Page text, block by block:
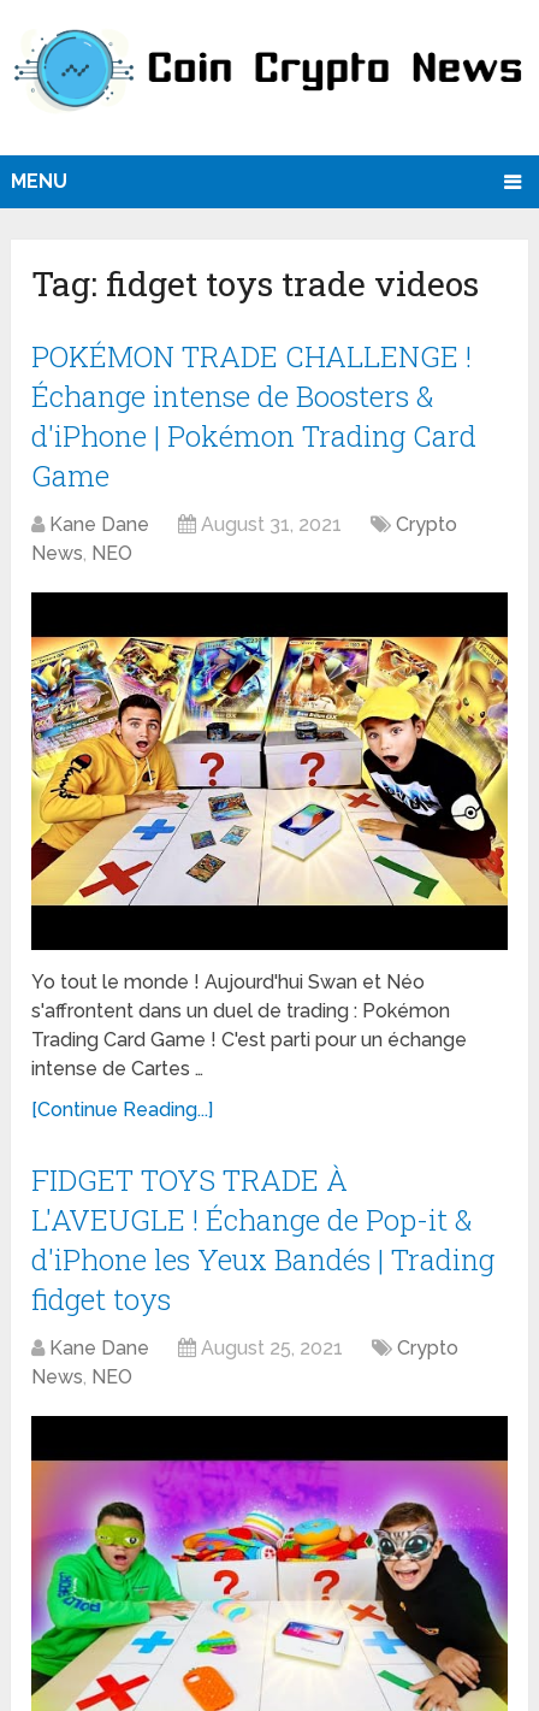
MENU
Tag: fidget toys trade videos
POKÉMON TRADE CHALLENGE !
Échange intense de Boosters &
d'iPhone | Pokémon Trading Card
Game
Kane Dane August 31, 2021
Crypto
News, NEO
Yo tout le monde ! Aujourd'hui Swan et Néo
s'affrontent dans un duel de trading : Pokémon
Trading Card Game ! C'est parti pour un échange
intense de Cartes …
[Continue Reading...]
FIDGET TOYS TRADE À
L'AVEUGLE ! Échange de Pop-it &
d'iPhone les Yeux Bandés | Trading
fidget toys
Kane Dane August 25, 2021
Crypto
News, NEO